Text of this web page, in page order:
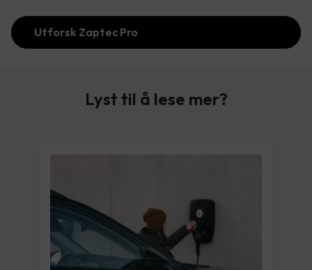
Utforsk Zaptec Pro
Lyst til å lese mer?